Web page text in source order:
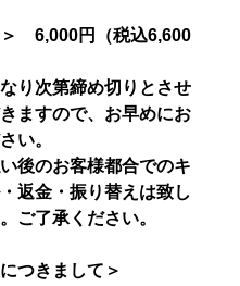
＞ 6,000円（税込6,600
り次第締め切りとさせ
ますので、お早めにお
い。
後のお客様都合でのキ
返金・振り替えは致し
ご了承ください。
つきまして＞